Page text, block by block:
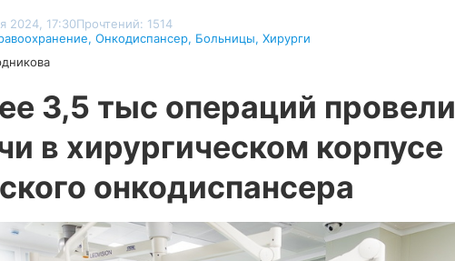
2024, 17:30Прочтений: 1514
, Онкодиспансер, Больницы, Хирурги
3,5 тыс операций провели
в хирургическом корпусе
онкодиспансера